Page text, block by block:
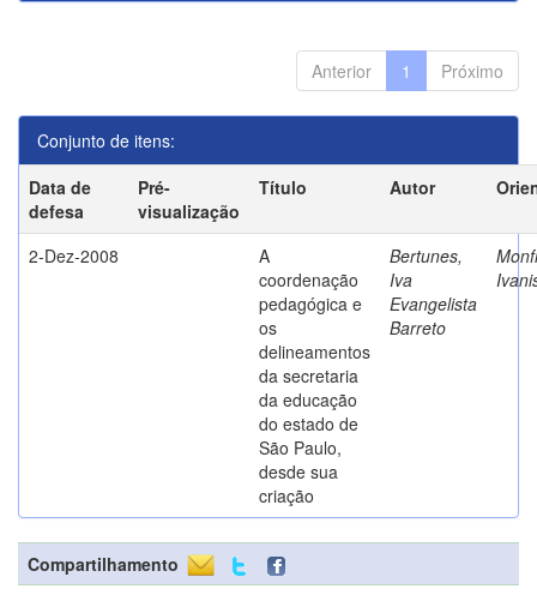
Anterior 1 Próximo
Conjunto de itens:
Data de
defesa
Pré-
visualização
Título Autor
2-Dez-2008
A
coordenação
pedagógica e
os
delineamentos
da secretaria
da educação
do estado de
São Paulo,
desde sua
criação
Bertunes,
Iva
Evangelista
Barreto
Compartilhamento